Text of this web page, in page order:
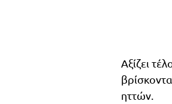
Αξίζει
ηττών.